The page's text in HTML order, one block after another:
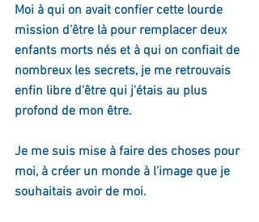
Moi à qui on avait confier cette lourde
mission d'être là pour remplacer deux
enfants morts nés et à qui on confiait de
nombreux les secrets, je me retrouvais
enfin libre d'être qui j'étais au plus
profond de mon être.
Je me suis mise à faire des choses pour
moi, à créer un monde à l'image que je
souhaitais avoir de moi.